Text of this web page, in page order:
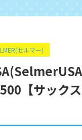
セルマー)
【サック